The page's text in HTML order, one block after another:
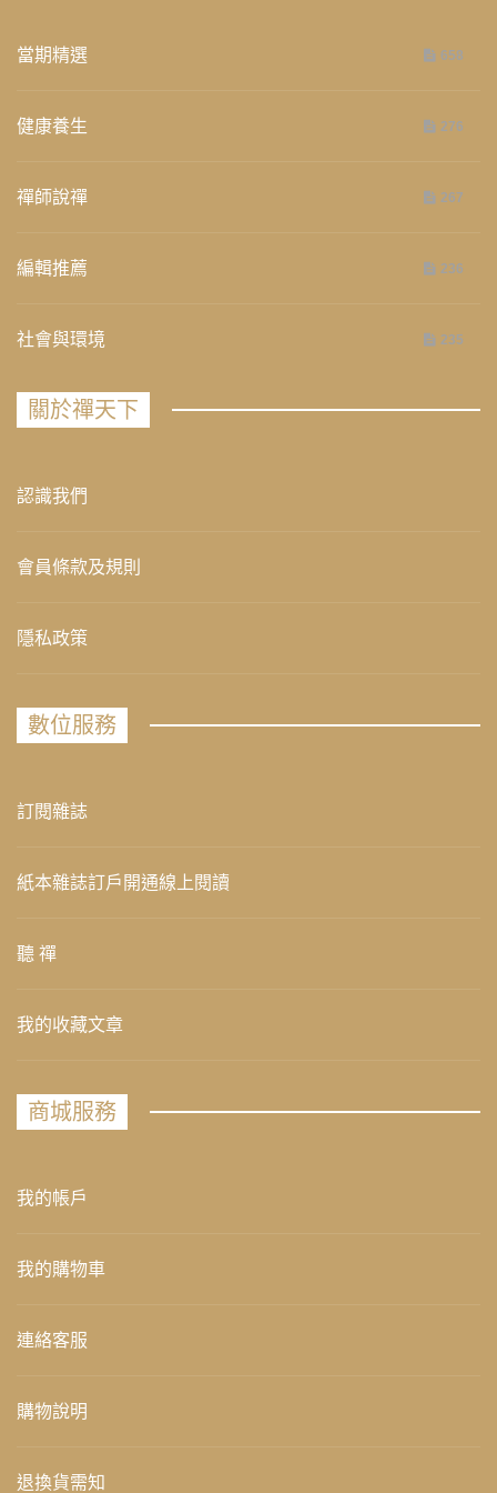
當期精選 658
健康養生 276
禪師說禪 267
編輯推薦 236
社會與環境 235
關於禪天下
認識我們
會員條款及規則
隱私政策
數位服務
訂閱雜誌
紙本雜誌訂戶開通線上閱讀
聽 禪
我的收藏文章
商城服務
我的帳戶
我的購物車
連絡客服
購物說明
退換貨需知